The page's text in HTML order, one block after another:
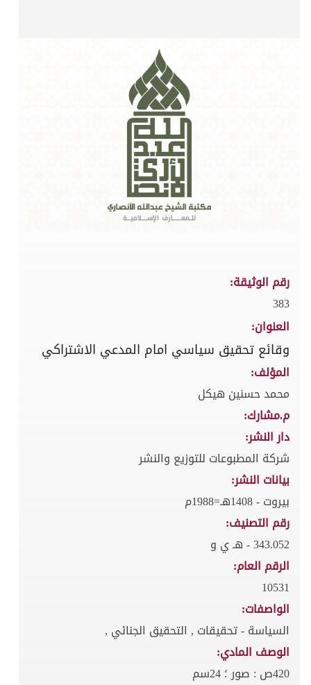
رقم الوثيقة:
383
العنوان:
وقائع تحقيق سياسي امام المدعي الاشتراكي
المؤلف:
محمد حسنين هيكل
م.مشارك:
دار النشر:
شركة المطبوعات للتوزيع والنشر
بيانات النشر:
بيروت - 1408هـ=1988م
رقم التصنيف:
343.052 - هـ ي و
الرقم العام:
10531
الواصفات:
السياسة - تحقيقات , التحقيق الجنائي ,
الوصف المادي:
420ص : صور ؛ 24سم